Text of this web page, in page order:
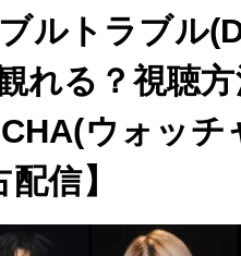
ルトラブル
れる？視聴
ウォッチ
信】